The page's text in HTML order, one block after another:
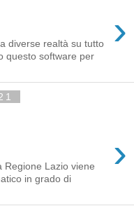
›
diverse realtà su tutto
questo software per
›
Regione Lazio viene
in grado di